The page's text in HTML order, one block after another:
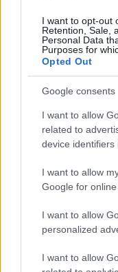
I want to opt-out
Retention, Sale,
Personal Data
Purposes for
Opted Out
Google consents
I want to allow
related to
device identifiers
I want to allow
Google for
I want to allow
personalized
I want to allow
Condominio: